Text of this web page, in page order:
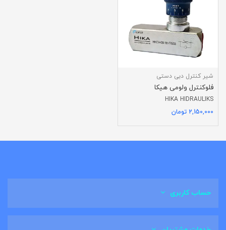
شیر کنترل دبی دستی
فلوکنترل ولومی هیکا
HIKA HIDRAULIKS
2,150,000 تومان
حساب کاربری